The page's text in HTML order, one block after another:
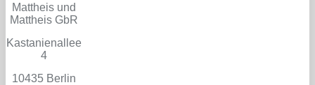
Mattheis und
Mattheis GbR
Kastanienallee
4
10435 Berlin